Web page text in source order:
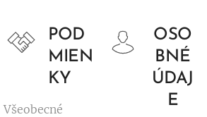
POD
MIEN
KY
Všeobecné
OSO
BNÉ
ÚDAJ
E